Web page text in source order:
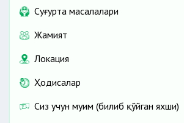
Cуғурта масалалари
Жамият
Локация
Ҳодисалар
Сиз учун муҳим (билиб қўйган яхши)